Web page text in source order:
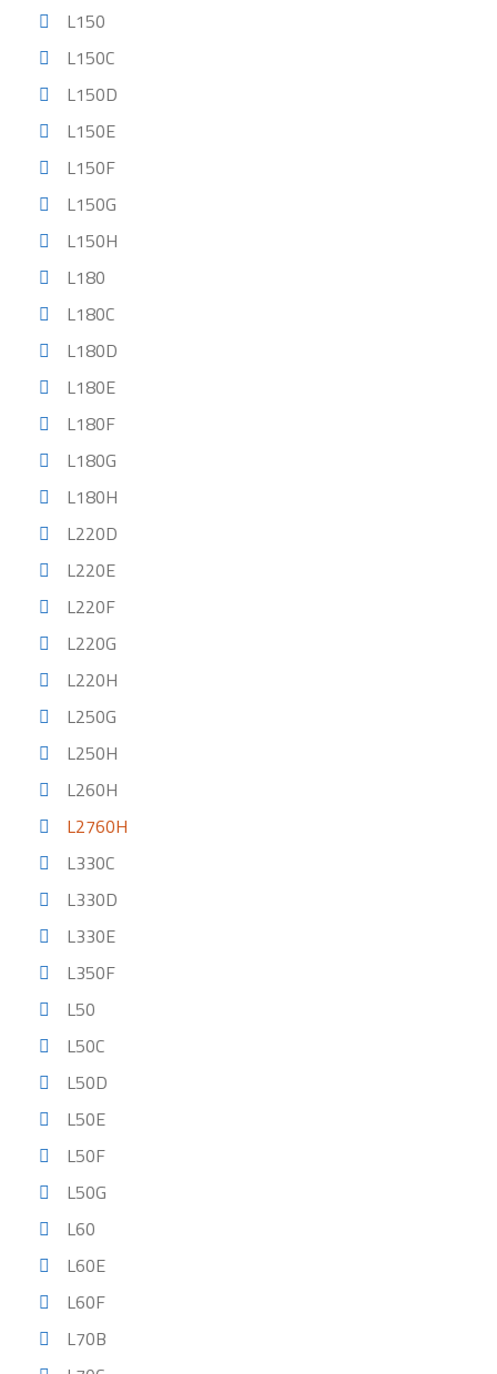
L150
L150C
L150D
L150E
L150F
L150G
L150H
L180
L180C
L180D
L180E
L180F
L180G
L180H
L220D
L220E
L220F
L220G
L220H
L250G
L250H
L260H
L2760H
L330C
L330D
L330E
L350F
L50
L50C
L50D
L50E
L50F
L50G
L60
L60E
L60F
L70B